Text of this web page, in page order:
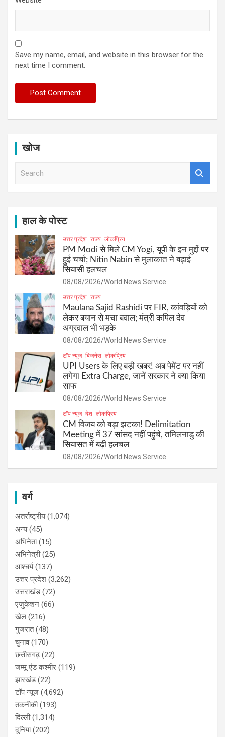
Save my name, email, and website in this browser for the
next time I comment.
खोज
हाल के पोस्ट
उत्तर प्रदेश राज्य लोकप्रिय
PM Modi से मिले CM Yogi, यूपी के इन मुद्दों पर
हुई चर्चा; Nitin Nabin से मुलाकात ने बढ़ाई
सियासी हलचल
08/08/2026 World News Service
उत्तर प्रदेश राज्य
Maulana Sajid Rashidi पर FIR, कांवड़ियों को
लेकर बयान से मचा बवाल; मंत्री कपिल देव
अग्रवाल भी भड़के
08/08/2026 World News Service
टॉप न्यूज बिजनेस लोकप्रिय
UPI Users के लिए बड़ी खबर! अब पेमेंट पर नहीं
लगेगा Extra Charge, जानें सरकार ने क्या किया
साफ
08/08/2026 World News Service
टॉप न्यूज देश लोकप्रिय
CM विजय को बड़ा झटका! Delimitation
Meeting में 37 सांसद नहीं पहुंचे, तमिलनाडु की
सियासत में बढ़ी हलचल
08/08/2026 World News Service
वर्ग
अंतर्राष्ट्रीय(1,074)
अन्य(45)
अभिनेता(15)
अभिनेत्री(25)
आश्चर्य(137)
उत्तर प्रदेश (3,262)
उत्तराखंड(72)
एजुकेशन (66)
खेल (216)
गुजरात(48)
चुनाव(170)
छत्तीसगढ़(22)
जम्मू एंड कश्मीर (119)
झारखंड(22)
टॉप न्यूज (4,692)
तकनीकी(193)
दिल्ली(1,314)
दुनिया(202)